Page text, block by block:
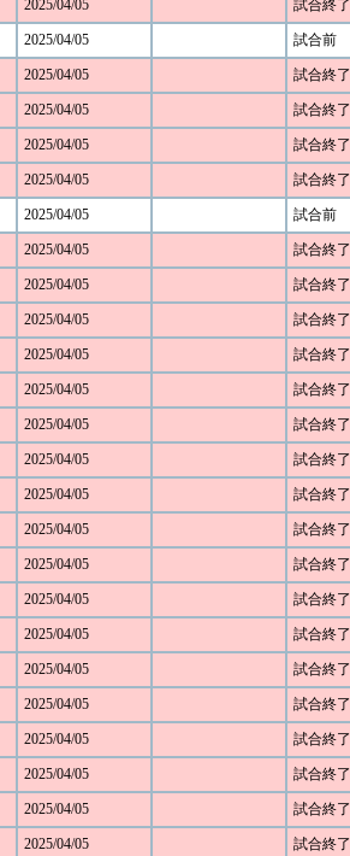
2025/04/05 試合終了
2025/04/05 試合前
2025/04/05 試合終了
2025/04/05 試合終了
2025/04/05 試合終了
2025/04/05 試合終了
2025/04/05 試合前
2025/04/05 試合終了
2025/04/05 試合終了
2025/04/05 試合終了
2025/04/05 試合終了
2025/04/05 試合終了
2025/04/05 試合終了
2025/04/05 試合終了
2025/04/05 試合終了
2025/04/05 試合終了
2025/04/05 試合終了
2025/04/05 試合終了
2025/04/05 試合終了
2025/04/05 試合終了
2025/04/05 試合終了
2025/04/05 試合終了
2025/04/05 試合終了
2025/04/05 試合終了
2025/04/05 試合終了